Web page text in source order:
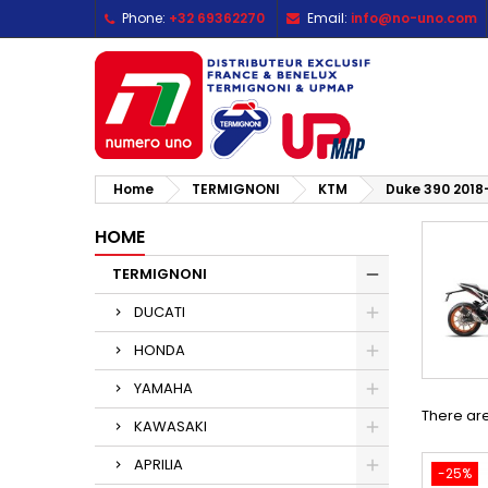
Phone: +32 69362270 Email: info@no-uno.com
Home TERMIGNONI KTM Duke 390
HOME
TERMIGNONI
DUCATI
HONDA
YAMAHA
KAWASAKI
APRILIA
There
-25%